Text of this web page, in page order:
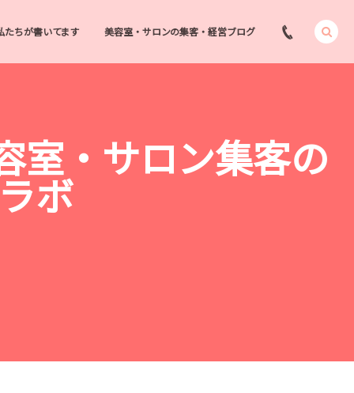
たちが書いてます 美容室・サロンの集客・経営ブログ
室・サロン集客の
ボ